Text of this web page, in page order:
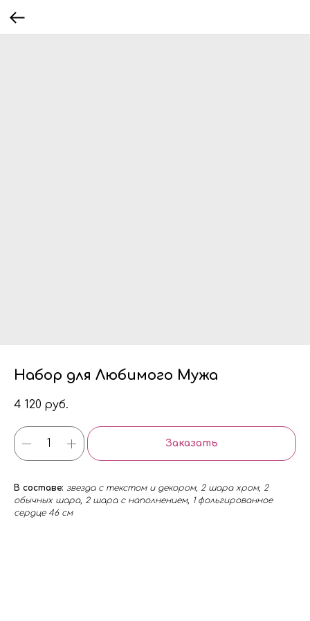
Набор для Любимого Мужа
4 120 руб.
Заказать
В составе: звезда с текстом и декором, 2 шара хром, 2
обычных шара, 2 шара с наполнением, 1 фольгированное
сердце 46 см